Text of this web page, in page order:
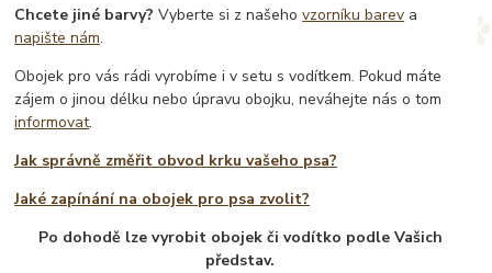
Chcete jiné barvy? Vyberte si z našehovzorníku barev a
napište nám.
Obojek pro vás rádi vyrobíme i v setu s vodítkem. Pokud máte
zájem o jinou délku nebo úpravu obojku, neváhejte nás o tom
informovat.
Jak správně změřit obvod krku vašeho psa?
Jaké zapínání na obojek pro psa zvolit?
Po dohodě lze vyrobit obojek či vodítko podle Vašich
představ.